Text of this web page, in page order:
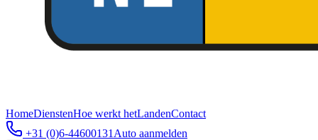
HomeDienstenHoe werkt hetLandenContact
+31 (0)6-44600131 Auto aanmelden